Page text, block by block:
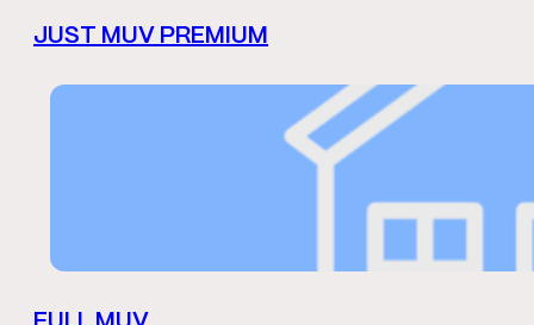
JUST MUV PREMIUM